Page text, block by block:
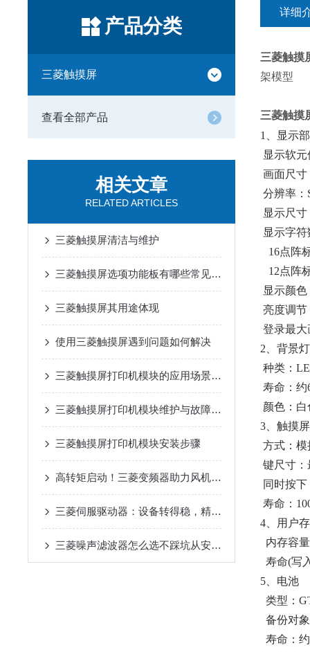
产品分类
三菱触摸屏
查看全部产品
相关文章
RELATED ARTICLES
三菱触摸屏清洁与维护
三菱触摸屏选项功能板有哪些常见问题？
三菱触摸屏其用途体现
使用三菱触摸屏遇到问题如何解决
三菱触摸屏打印机模块的应用场景是什么
三菱触摸屏打印机模块维护与故障排查
三菱触摸屏打印机模块安装步骤
高转矩启动！三菱变频器助力风机、泵类负载高效运行
三菱伺服驱动器：设备转得稳，精度才靠谱
三菱噪声滤波器怎么选不踩坑从安装环境到兼容性这些关键参数要关注
详细
三菱触摸
架模型
三菱触摸
1、显示部
显示软
画面尺寸
分辨率：
显示尺寸
显示字符
16点阵
12点阵
显示颜色
亮度调节
登录最大
2、背景灯
种类：
寿命：约
颜色：白
3、触摸屏
方式：模
键尺寸：
同时按下
寿命：
4、用户
内存容
寿命(写
5、电池
类型：
备份对
寿命：